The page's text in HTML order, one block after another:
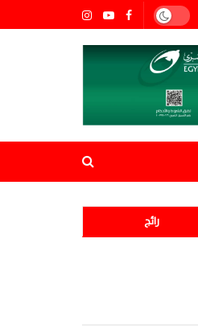
رائج